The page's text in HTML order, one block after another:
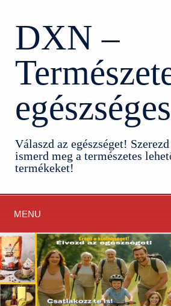
DXN –
Válaszd az egészséget!
ismerd meg a természetes
termékeket!
MENU